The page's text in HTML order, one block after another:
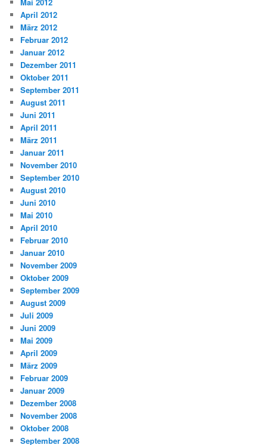
Mai 2012
April 2012
März 2012
Februar 2012
Januar 2012
Dezember 2011
Oktober 2011
September 2011
August 2011
Juni 2011
April 2011
März 2011
Januar 2011
November 2010
September 2010
August 2010
Juni 2010
Mai 2010
April 2010
Februar 2010
Januar 2010
November 2009
Oktober 2009
September 2009
August 2009
Juli 2009
Juni 2009
Mai 2009
April 2009
März 2009
Februar 2009
Januar 2009
Dezember 2008
November 2008
Oktober 2008
September 2008